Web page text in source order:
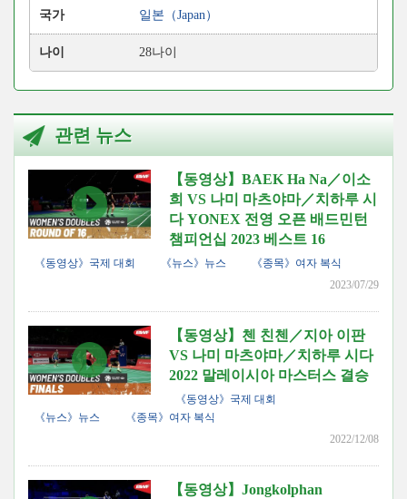
국가 일본（Japan）
나이 28나이
관련 뉴스
【동영상】BAEK Ha Na／이소
희 VS 나미 마츠야마／치하루 시
다 YONEX 전영 오픈 배드민턴
챔피언십 2023 베스트 16
《동영상》국제 대회 《뉴스》뉴스
《종목》여자 복식
2023/07/29
【동영상】첸 친첸／지아 이판
VS 나미 마츠야마／치하루 시다
2022 말레이시아 마스터스 결승
《동영상》국제 대회
《뉴스》뉴스
《종목》여자 복식
2022/12/08
【동영상】Jongkolphan